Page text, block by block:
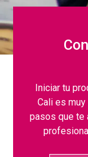
Iniciar tu
Cali es
pasos que te